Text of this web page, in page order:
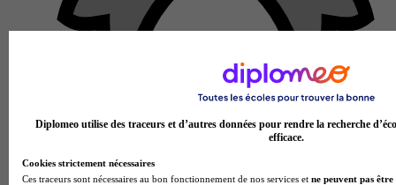
ENOES
Licence pro - Gestion de la Paie et Administration du
Personnel avec l’IUT Sénart & l’UPEC (Université Paris Est
Créteil) - (Bac +3)
Diplomeo utilise des traceurs et d’autres données pour rendre la recherche
efficace.
Cookies strictement nécessaires
Ces traceurs sont nécessaires au bon fonctionnement de nos services et ne peuvent pas être